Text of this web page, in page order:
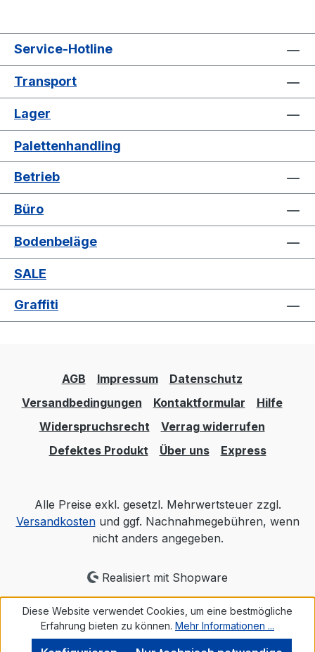
Service-Hotline
Transport
Lager
Palettenhandling
Betrieb
Büro
Bodenbeläge
SALE
Graffiti
AGB Impressum
Datenschutz
Versandbedingungen
Kontaktformular
Hilfe
Widerspruchsrecht
Verrag widerrufen
Defektes Produkt
Über uns Express
Alle Preise exkl. gesetzl. Mehrwertsteuer zzgl.
Versandkostenund ggf. Nachnahmegebühren, wenn
nicht anders angegeben.
Realisiert mit Shopware
Diese Website verwendet Cookies, um eine bestmögliche
Erfahrung bieten zu können. Mehr Informationen ...